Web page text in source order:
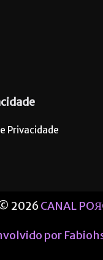
Privacidade
2026 CANAL
por